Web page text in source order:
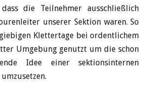
die Teilnehmer ausschließlich
unserer Sektion waren. So
Klettertage bei ordentlichem
Umgebung genutzt um die schon
Idee einer sektionsinternen